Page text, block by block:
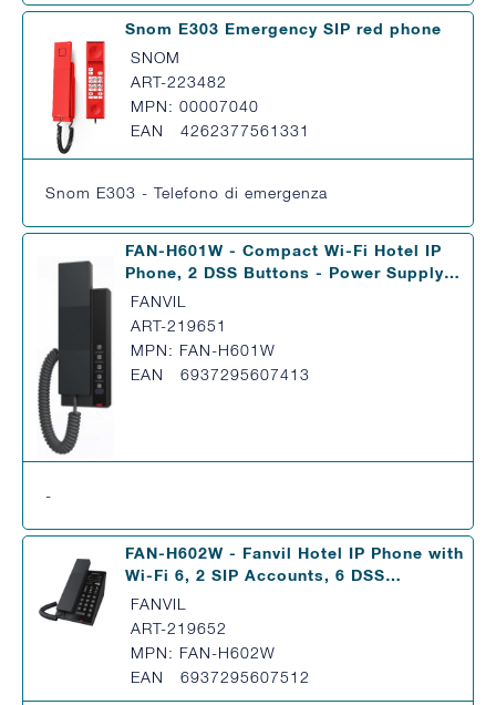
Snom E303 Emergency SIP red phone
SNOM
ART-223482
MPN: 00007040
EAN 4262377561331
Snom E303 - Telefono di emergenza
FAN-H601W - Compact Wi-Fi Hotel IP
Phone, 2 DSS Buttons - Power Supply…
FANVIL
ART-219651
MPN: FAN-H601W
EAN 6937295607413
-
FAN-H602W - Fanvil Hotel IP Phone with
Wi-Fi 6, 2 SIP Accounts, 6 DSS…
FANVIL
ART-219652
MPN: FAN-H602W
EAN 6937295607512